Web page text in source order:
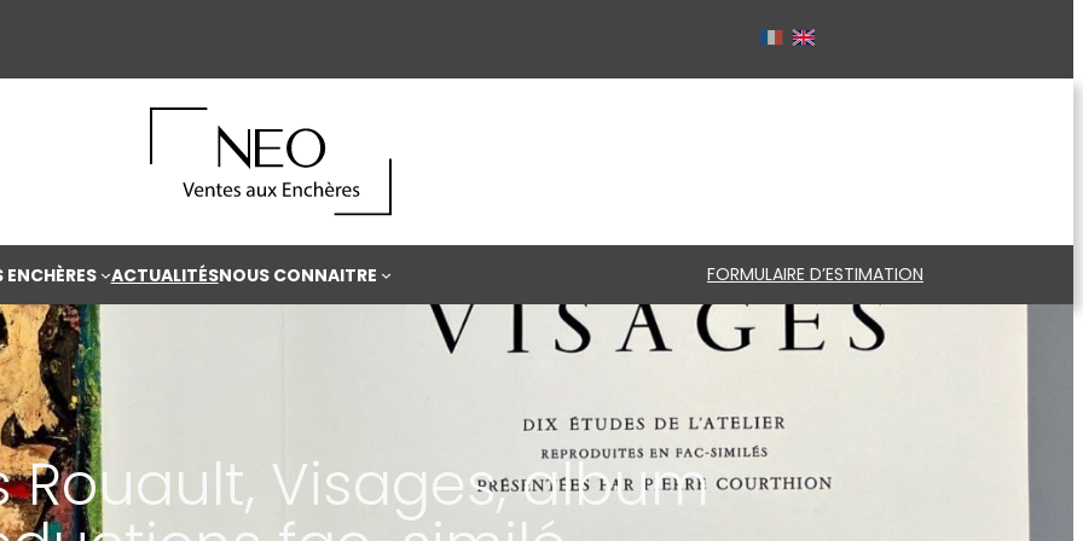
ENCHÈRES ACTUALITÉSNOUS CONNAITRE FORMULAIRE D’ESTIMATION
Rouault, Visages, album